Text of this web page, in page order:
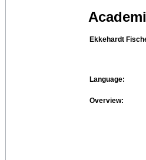
Ekkehardt
Language:
Overview: